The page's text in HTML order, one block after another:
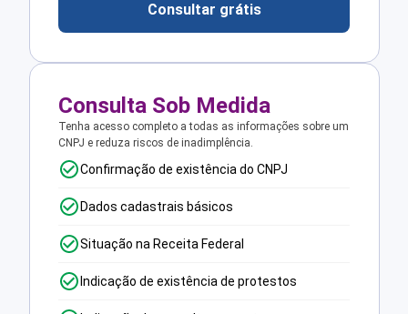
Consultar grátis
Consulta Sob Medida
Tenha acesso completo a todas as informações sobre um
CNPJ e reduza riscos de inadimplência.
Confirmação de existência do CNPJ
Dados cadastrais básicos
Situação na Receita Federal
Indicação de existência de protestos